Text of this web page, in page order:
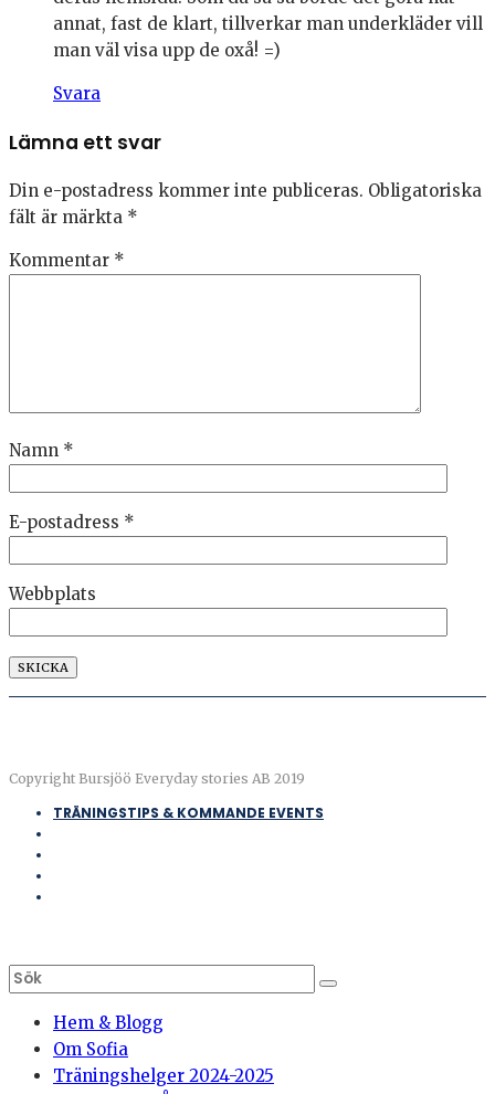
annat, fast de klart, tillverkar man underkläder vill
man väl visa upp de oxå! =)
Svara
Lämna ett svar
Din e-postadress kommer inte publiceras. Obligatoriska
fält är märkta *
Kommentar *
Namn *
E-postadress *
Webbplats
Copyright Bursjöö Everyday stories AB 2019
TRÄNINGSTIPS & KOMMANDE EVENTS
Hem & Blogg
Om Sofia
Träningshelger 2024-2025